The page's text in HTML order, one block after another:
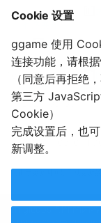
中国新闻网, 《
「
溜逸脱线
03).
国家铁路局, 《
中铁二十三局和黑
2024-05-03).
2024-05-
（由于更新时间是手动更新
由 gledos 创作的内
Cookie 设置
ggame 使用
连接功能，请根
（同意后再拒绝
第三方
Cookie）
完成设置后，也
新调整。